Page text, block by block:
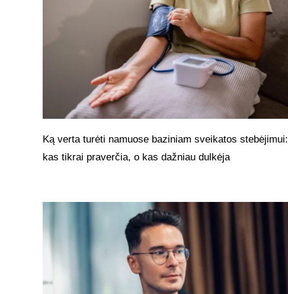
Ką verta turėti namuose baziniam sveikatos stebėjimui:
kas tikrai praverčia, o kas dažniau dulkėja